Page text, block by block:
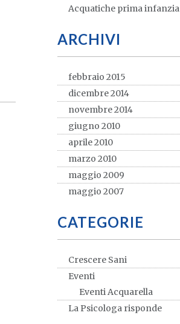
Acquatiche prima infanzia
ARCHIVI
febbraio 2015
dicembre 2014
novembre 2014
giugno 2010
aprile 2010
marzo 2010
maggio 2009
maggio 2007
CATEGORIE
Crescere Sani
Eventi
Eventi Acquarella
La Psicologa risponde